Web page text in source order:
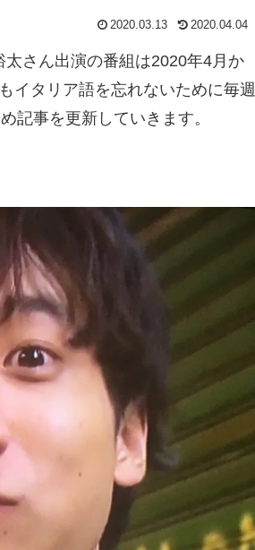
2020.03.13 2020.04.04
さん出演の番組は2020年4月か
イタリア語を忘れないために毎週
記事を更新していきます。